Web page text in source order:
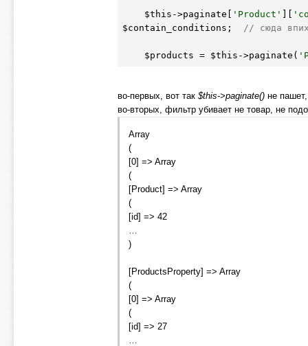
$this ->paginate[ 'Product' ][
$contain_conditions ; // сюда
$products = $this ->paginate(
во-первых, вот так $this->paginate() не
во-вторых, фильтр убивает не товар, не
Array
(
[0] => Array
(
[Product] => Array
(
[id] => 42
…
)
[ProductsProperty] => Array
(
[0] => Array
(
[id] => 27
…